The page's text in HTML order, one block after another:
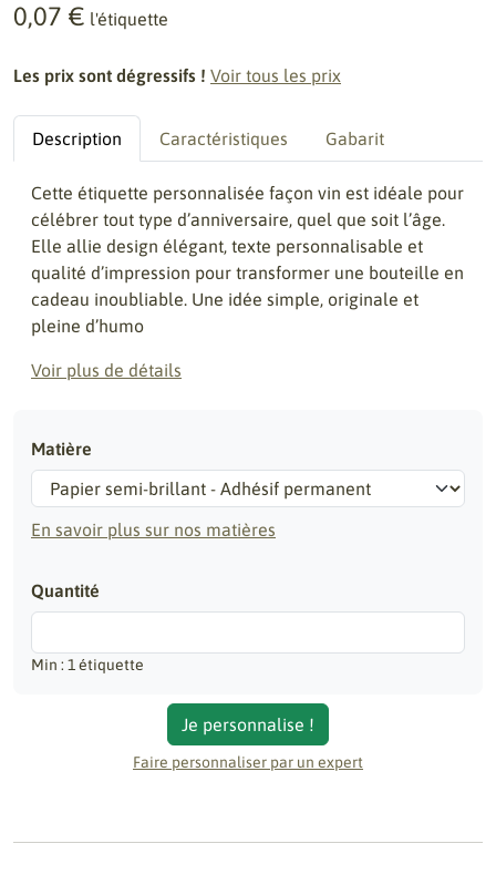
0,07 € l'étiquette
Les prix sont dégressifs ! Voir tous les prix
Description Caractéristiques Gabarit
Cette étiquette personnalisée façon vin est idéale pour
célébrer tout type d’anniversaire, quel que soit l’âge.
Elle allie design élégant, texte personnalisable et
qualité d’impression pour transformer une bouteille en
cadeau inoubliable. Une idée simple, originale et
pleine d’humo
Voir plus de détails
Matière
En savoir plus sur nos matières
Quantité
Min : 1 étiquette
Faire personnaliser par un expert
Je personnalise !